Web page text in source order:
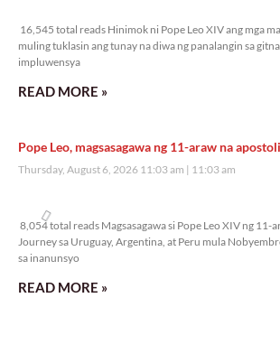
16,545 total reads Hinimok ni Pope Leo XIV ang mga
muling tuklasin ang tunay na diwa ng panalangin sa
impluwensya
READ MORE »
Pope Leo, magsasagawa ng 11-araw na
Thursday, August 6, 2026 11:03 am 11:03 am
8,054 total reads Magsasagawa si Pope Leo XIV ng 11-
Journey sa Uruguay, Argentina, at Peru mula
sa inanunsyo
READ MORE »